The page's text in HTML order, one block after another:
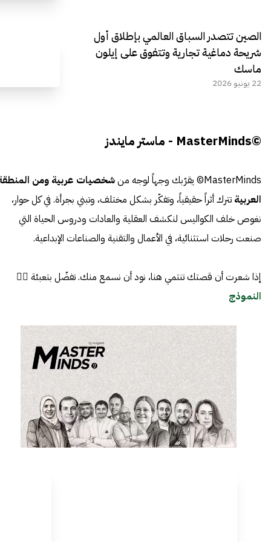
الصين تتصدر السباق العالمي بإطلاق أول
شريحة دماغية تجارية وتتفوق على إيلون
ماسك
22 يونيو 2026
©MasterMinds - ماستر مايندز
MasterMinds© يقرّبك وجهاً لوجه من
شخصيات عربية ومن
العربية تترك أثراً حقيقياً، وتفكّر بشكل مختلف، وتبني بجرأة. في كل حوار،
نغوص خلف الكواليس لنكشف العقلية والعادات ودروس الحياة التي
صنعت رحلات استثنائية، في الأعمال والتقنية والصناعات الإبداعية.
إذا شعرت أن قصتك تنتمي هنا، نود أن نسمع منك. تفضّل بتعبئة 👈🏼
النموذج